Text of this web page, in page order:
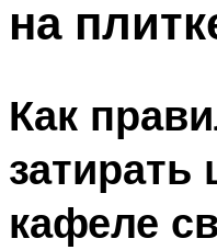
на
Как
кафеле